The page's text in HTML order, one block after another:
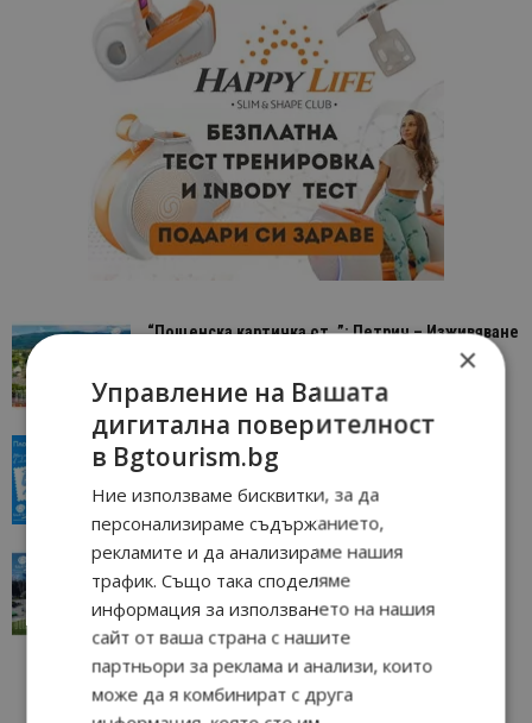
“Пощенска картичка от…”: Петрич – Изживяване
Петрич 11/07/2026 11:22
“Пощенска картичка от…”: Пловдив, градът на
всички времена
Пловдив 23/06/2026 10:00
“Пощенска картичка от…”: Перник – град на
традициите, културата и вдъхновяващите...
Перник 17/06/2026 09:01
×
Управление на Вашата
дигитална поверителност
в Bgtourism.bg
Ние използваме бисквитки, за да
персонализираме съдържанието,
рекламите и да анализираме нашия
трафик. Също така споделяме
информация за използването на нашия
сайт от ваша страна с нашите
партньори за реклама и анализи, които
може да я комбинират с друга